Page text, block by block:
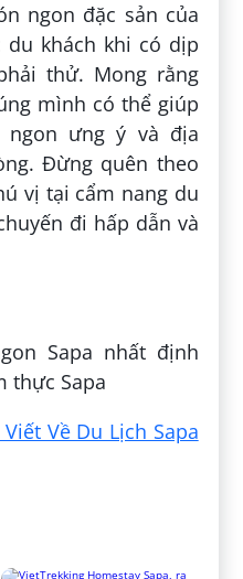
ngon đặc sản của
du khách khi có dịp
thử. Mong rằng
mình có thể giúp
ngon ưng ý và địa
Đừng quên theo
vị tại cẩm nang du
đi hấp dẫn và
Sapa nhất định
thực Sapa
Về Du Lịch Sapa